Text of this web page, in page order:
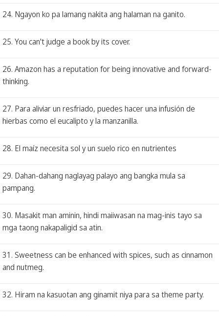
24. Ngayon ko pa lamang nakita ang halaman na ganito.
25. You can't judge a book by its cover.
26. Amazon has a reputation for being innovative and forward-
thinking.
27. Para aliviar un resfriado, puedes hacer una infusión de
hierbas como el eucalipto y la manzanilla.
28. El maíz necesita sol y un suelo rico en nutrientes
29. Dahan-dahang naglayag palayo ang bangka mula sa
pampang.
30. Masakit man aminin, hindi maiiwasan na mag-inis tayo sa
mga taong nakapaligid sa atin.
31. Sweetness can be enhanced with spices, such as cinnamon
and nutmeg.
32. Hiram na kasuotan ang ginamit niya para sa theme party.